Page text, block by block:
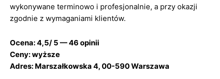
wykonywane terminowo i profesjonalnie, a przy okazji
zgodnie z wymaganiami klientów.
Ocena: 4,5/ 5 — 46 opinii
Ceny: wyższe
Adres: Marszałkowska 4, 00-590 Warszawa